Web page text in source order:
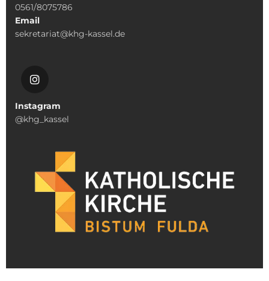
0561/8075786
Email
sekretariat@khg-kassel.de
Instagram
@khg_kassel